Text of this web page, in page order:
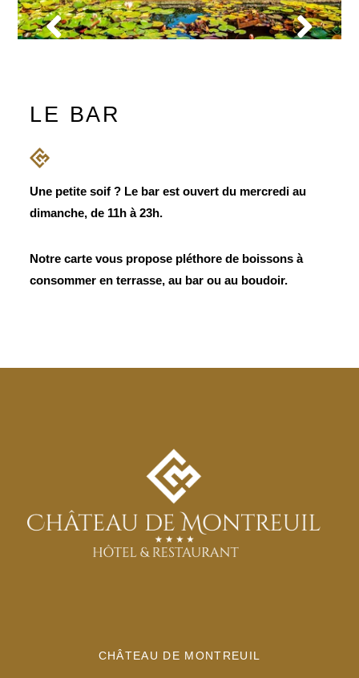
LE BAR
Une petite soif ? Le bar est ouvert du mercredi au
dimanche, de 11h à 23h.
Notre carte vous propose pléthore de boissons à
consommer en terrasse, au bar ou au boudoir.
CHÂTEAU DE MONTREUIL